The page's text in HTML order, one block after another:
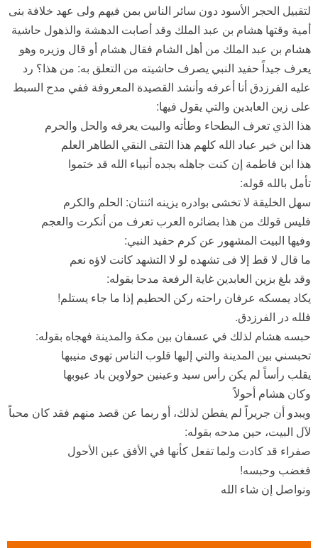
لتقبيل الحجر الأسود دون سائر الناس بمن فيهم ولى عهد خلافة بنى
أمية وقتها هشام بن عبد الملك وقد أصابت الدهشة والذهول حاشية
هشام بن عبد الملك من أهل الشام فقال هشام أو قال وزيره وهو
يعرف جيداً حفيد النبي يصرف حاشيته من التعلق به: من هذا؟ رد
عليه الفرزدق أنا أعرفه وأنشد القصيدة المعروفة ففي مدح السبط
على زين العابدين والتي يقول فيها:
هذا الذي تعرف البطحاء وطأته والبيت يعرفه والحل والحرم
هذا ابن خير عباد الله كلهم هذا التقى النقي الطاهر العلم
هذا ابن فاطمة إن كنت جاهله بجده أنبياء الله قد ختموا
تأمل بالله قوله:
سهل الخليقة لا تخشى بوادره يزينه اثنتان: الحلم والكرم
فليس قولك من هذا بضائره العرب تعرف من أنكرت والعجم
وفيها البيت المشهور عن كرم حفيد النبي:
ما قال لا قط إلا فى تشهده لو لا التشهد كانت لاؤه نعم
وقد بلغ بزين العابدين غاية الرفعة مدحا بقوله:
يكاد يمسكه عرفان راحته ركن الحطيم إذا ما جاء يستلم!
فلله در الفرزدق.
حبسه هشام لذلك في عسفان بين مكة والمدينة فهجاه بقوله:
تحبسني بين المدينة والتي إليها قلوب الناس تهوى منيبها
يقلب رأساً لم يكن رأس سيد وعينين حولاوين باد عيوبها
وكان هشام أحولاً
ويبدو أن جريراً لم يفطن لذلك، أو ربما عن قصد منهم فقد كان محباً
لآل البيت، حين مدحه بقوله:
صفراء قد كادت ولما تفعل كأنها في الأفق عين الأحول
فغضب وحبسه!
ونواصل إن شاء الله